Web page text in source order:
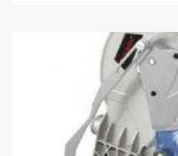
Пила
торцовочная
аккумуляторная
GREENWORKS
GD24MS216,
без
АКБ
и